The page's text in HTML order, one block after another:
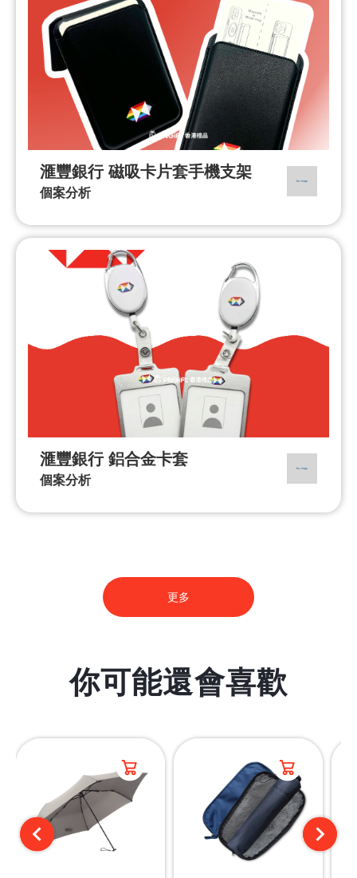
滙豐銀行 磁吸卡片套手機支架
個案分析
滙豐銀行 鋁合金卡套
個案分析
更多
你可能還會喜歡